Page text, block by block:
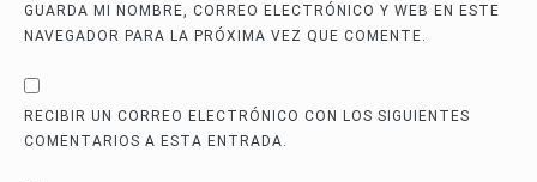
GUARDA MI NOMBRE, CORREO ELECTRÓNICO Y WEB EN ESTE
NAVEGADOR PARA LA PRÓXIMA VEZ QUE COMENTE.
RECIBIR UN CORREO ELECTRÓNICO CON LOS SIGUIENTES
COMENTARIOS A ESTA ENTRADA.